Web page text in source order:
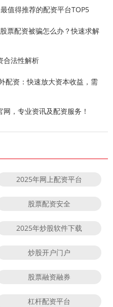
值得推荐的配资平台TOP5
票配资被骗怎么办？快速求解
合法性解析
配资：快速放大资本收益，需
，专业资讯及配资服务！
2025年网上配资平台
股票配资安全
2025年炒股软件下载
炒股开户门户
股票融资融券
杠杆配资平台